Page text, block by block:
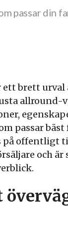
passar din
brett
allround-
passar
på offentligt
och